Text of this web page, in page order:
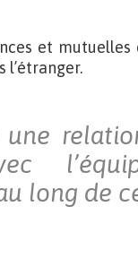
et
l’étranger.
une
long de